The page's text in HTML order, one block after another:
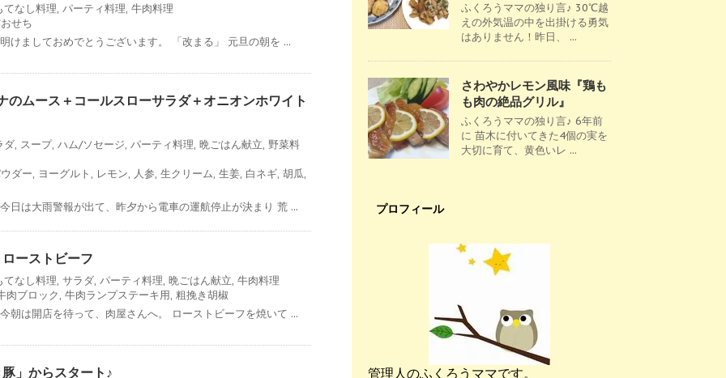
てなし料理, パーティ料理, 牛肉料理
せち
けましておめでとうございます。 「改まる」 元旦の朝を ...
のムース＋コールスローサラダ＋オニオンホワイト
ダ, スープ, ハム/ソセージ, パーティ料理, 晩ごはん献立, 野菜料
ダー, ヨーグルト , レモン, 人参, 生クリーム, 生姜, 白ネギ, 胡瓜,
日は大雨警報が出て、昨夕から電車の運航停止が決まり 荒 ...
ーストビーフ
てなし料理, サラダ, パーティ料理, 晩ごはん献立, 牛肉料理
肉ブロック, 牛肉ランプステーキ用, 粗挽き胡椒
朝は開店を待って、肉屋さんへ。 ローストビーフを焼いて ...
」からスタート♪
ふくろうママの独り言♪ 30℃越
えの外気温の中を出掛ける勇気
はありません！昨日、 ...
さわやかレモン風味『鶏も
も肉の絶品グリル』
ふくろうママの独り言♪ 6年前
に 苗木に付いてきた4個の実を
大切に育て、黄色いレ ...
プロフィール
管理人のふくろうママです。